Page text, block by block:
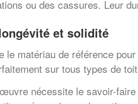
ou des cassures. Leur
et solidité
le matériau de référence
sur tous types de
nécessite le savoir-faire